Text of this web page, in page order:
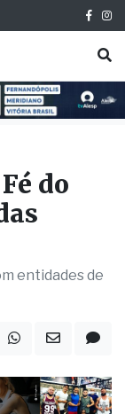
do
entidades de